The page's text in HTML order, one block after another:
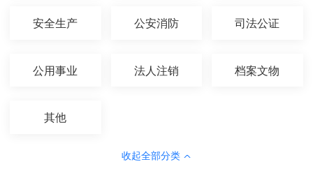
安全生产 公安消防 司法公证
公用事业 法人注销 档案文物
其他
收起全部分类